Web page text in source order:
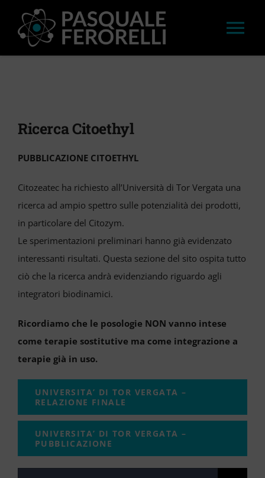
contenuto
APPROFONDIMENTI
STAMPA
CONVEGNI E WORKSHOP
Cerca
per:
Ricerca Citoethyl
PUBBLICAZIONE CITOETHYL
Citozeatec ha richiesto all’Università di Tor Vergata una
ricerca ad ampio spettro sulle potenzialità dei prodotti,
in particolare del Citozym.
Le sperimentazioni preliminari hanno già evidenzato
interessanti risultati. Questa sezione del sito ospita tutto
ciò che la ricerca andrà evidenziando riguardo agli
integratori biodinamici.
Ricordiamo che le posologie NON vanno intese
come terapie sostitutive ma come integrazione a
terapie già in uso.
UNIVERSITA’ DI TOR VERGATA –
RELAZIONE FINALE
UNIVERSITA’ DI TOR VERGATA –
PUBBLICAZIONE